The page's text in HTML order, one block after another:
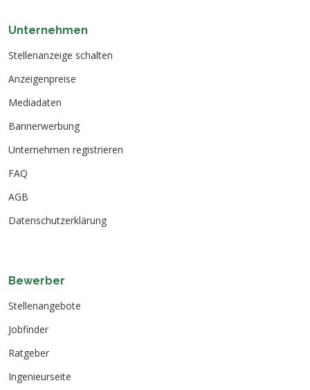
Unternehmen
Stellenanzeige schalten
Anzeigenpreise
Mediadaten
Bannerwerbung
Unternehmen registrieren
FAQ
AGB
Datenschutzerklärung
Bewerber
Stellenangebote
Jobfinder
Ratgeber
Ingenieurseite